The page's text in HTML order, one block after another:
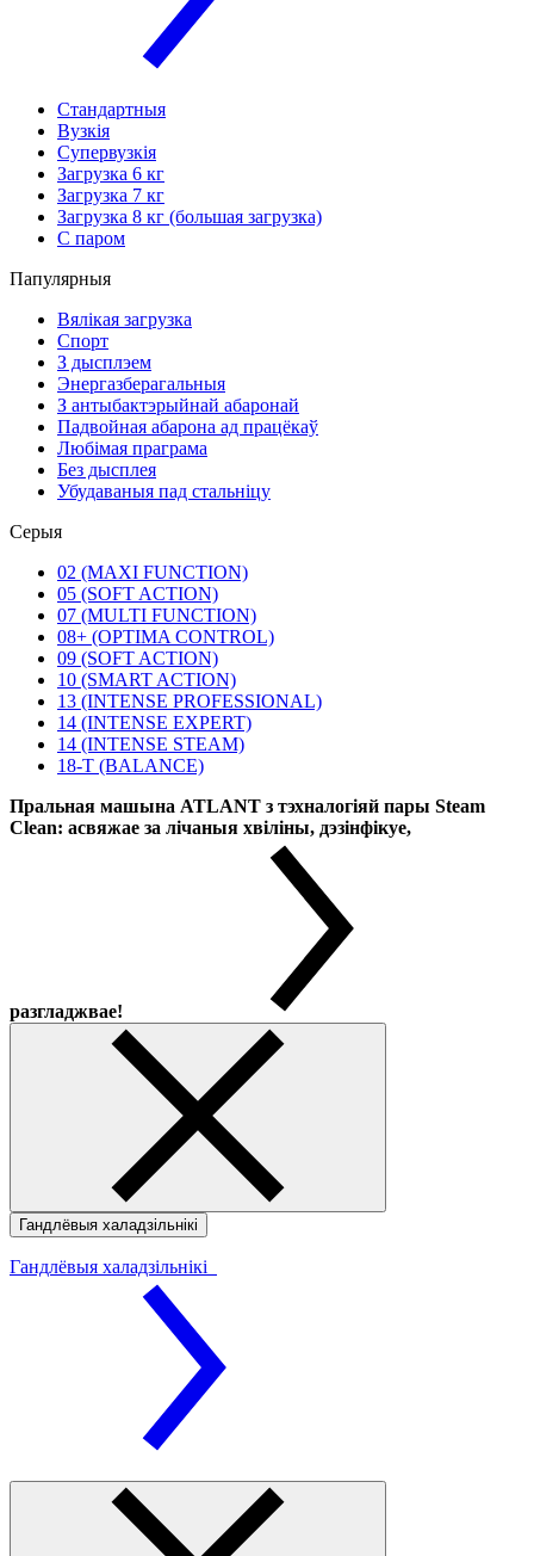
Стандартныя
Вузкія
Супервузкія
Загрузка 6 кг
Загрузка 7 кг
Загрузка 8 кг (большая загрузка)
С паром
Папулярныя
Вялікая загрузка
Спорт
З дысплэем
Энергазберагальныя
З антыбактэрыйнай абаронай
Падвойная абарона ад працёкаў
Любімая праграма
Без дысплея
Убудаваныя пад стальніцу
Серыя
02 (MAXI FUNCTION)
05 (SOFT ACTION)
07 (MULTI FUNCTION)
08+ (OPTIMA CONTROL)
09 (SOFT ACTION)
10 (SMART ACTION)
13 (INTENSE PROFESSIONAL)
14 (INTENSE EXPERT)
14 (INTENSE STEAM)
18-T (BALANCE)
Пральная машына ATLANT з тэхналогіяй пары Steam
Clean: асвяжае за лічаныя хвіліны, дэзінфікуе,
разгладжвае!
Гандлёвыя халадзільнікі
Гандлёвыя халадзільнікі